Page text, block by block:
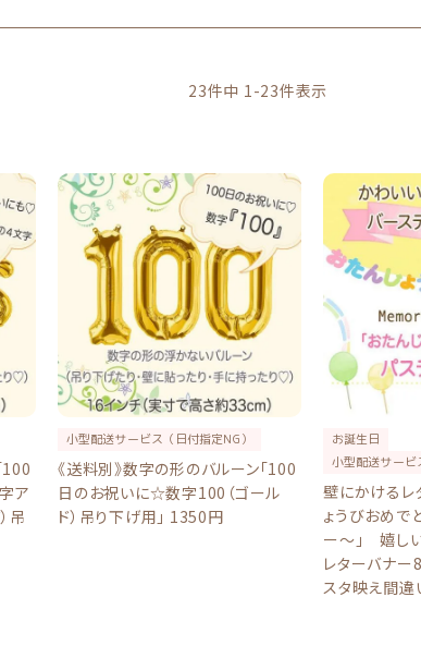
23件中 1 -23件表示
100
ア
吊
小型配送サービス（日付指定NG）
《送料別》数字の形のバルーン「100
日のお祝いに☆数字100（ゴール
ド）吊り下げ用」 1350円
お誕生日
小型配送サービ
壁にかけるレ
ょうびおめで
ー〜」 嬉し
レターバナー
スタ映え間